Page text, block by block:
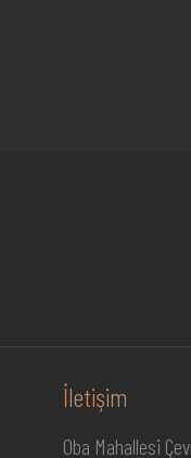
İletişim
Oba Mahallesi